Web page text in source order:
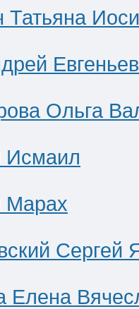
Татьяна
Ольга
Исмаил
Марах
Сергей
Елена